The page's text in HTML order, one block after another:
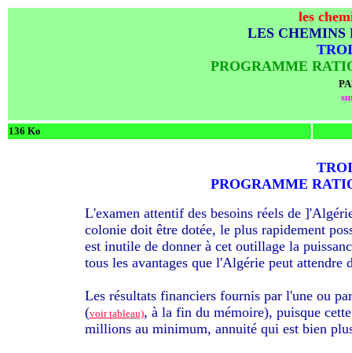
les
LES CHEMINS
PROGRAMME
136 Ko
PROGRAMME
L'examen attentif des besoins réels de
colonie doit être dotée, le plus rapidement
est inutile de donner à cet outillage la
tous les avantages que l'Algérie peut attendre
Les résultats financiers fournis par l'une ou
(voir tableau), à la fin du mémoire), puisque
millions au minimum, annuité qui est bien